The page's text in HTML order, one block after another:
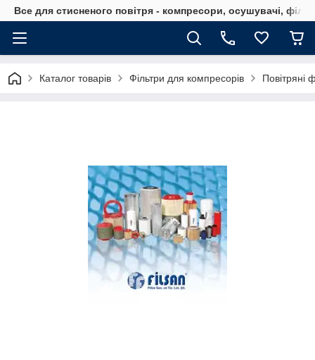
Все для стисненого повітря - компресори, осушувачі,
Каталог товарів Фільтри для компресорів Повітряні